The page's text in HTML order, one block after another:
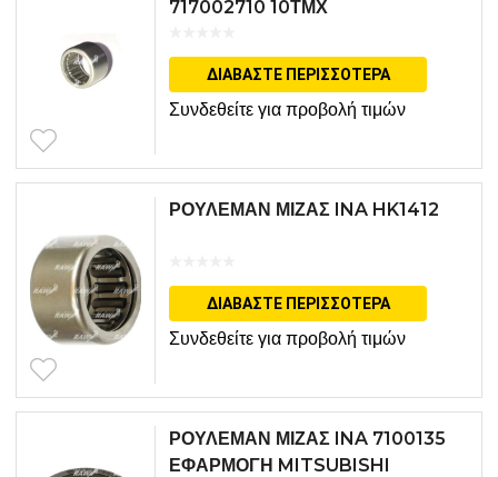
717002710 10ΤΜΧ
ΔΙΑΒΆΣΤΕ ΠΕΡΙΣΣΌΤΕΡΑ
Συνδεθείτε για προβολή τιμών
ΡΟΥΛΕΜΑΝ ΜΙΖΑΣ INA HK1412
ΔΙΑΒΆΣΤΕ ΠΕΡΙΣΣΌΤΕΡΑ
Συνδεθείτε για προβολή τιμών
ΡΟΥΛΕΜΑΝ ΜΙΖΑΣ INA 7100135
ΕΦΑΡΜΟΓΗ MITSUBISHI